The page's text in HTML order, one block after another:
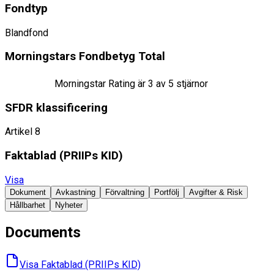
Fondtyp
Blandfond
Morningstars Fondbetyg Total
Morningstar Rating är 3 av 5 stjärnor
SFDR klassificering
Artikel 8
Faktablad ​(PRIIPs KID)
Visa
Dokument Avkastning Förvaltning Portfölj
Avgifter & Risk
Hållbarhet
Nyheter
Documents
Visa Faktablad ​(PRIIPs KID)